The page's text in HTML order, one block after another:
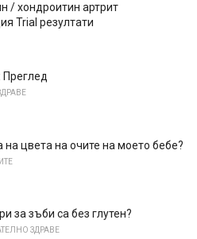
/ хондроитин артрит
Trial резултати
на цвета на очите на моето бебе?
за зъби са без глутен?
ЗДРАВЕ